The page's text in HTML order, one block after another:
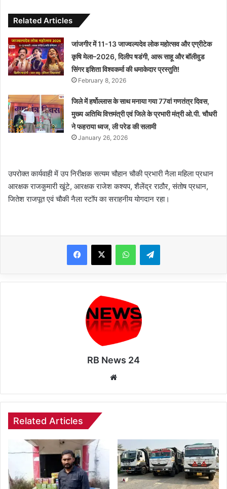
Related Articles
जांजगीर में 11-13 जाज्वल्यदेव लोक महोत्सव और एग्रीटेक
कृषि मेला–2026, दिलीप षडंगी, आरू साहू और बॉलीवुड
सिंगर इशिता विश्वकर्मा की धमाकेदार प्रस्तुति!
February 8, 2026
जिले में हर्षोल्लास के साथ मनाया गया 77वां गणतंत्र दिवस,
मुख्य अतिथि वित्तमंत्री एवं जिले के प्रभारी मंत्री ओ.पी. चौधरी
ने फहराया ध्वज, ली परेड की सलामी
January 26, 2026
उपरोक्त कार्यवाही में उप निरीक्षक सत्यम चौहान चौकी प्रभारी नैला महिला प्रधान
आरक्षक राजकुमारी खूंटे, आरक्षक राजेश कश्यप, शैलेंद्र राठौर, संतोष प्रधान,
जितेश राजपूत एवं चौकी नैला स्टॉप का सराहनीय योगदान रहा।
WhatsAppTelegram
RB News 24
Related Articles